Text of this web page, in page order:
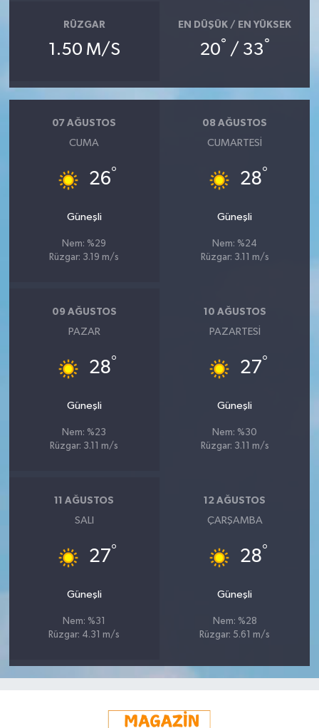
RÜZGAR
1.50 M/S
EN DÜŞÜK / EN YÜKSEK
20° / 33°
07 AĞUSTOS
CUMA
26°
Güneşli
Nem: %29
Rüzgar: 3.19 m/s
08 AĞUSTOS
CUMARTESI
28°
Güneşli
Nem: %24
Rüzgar: 3.11 m/s
09 AĞUSTOS
PAZAR
28°
Güneşli
Nem: %23
Rüzgar: 3.11 m/s
10 AĞUSTOS
PAZARTESI
27°
Güneşli
Nem: %30
Rüzgar: 3.11 m/s
11 AĞUSTOS
SALI
27°
Güneşli
Nem: %31
Rüzgar: 4.31 m/s
12 AĞUSTOS
ÇARŞAMBA
28°
Güneşli
Nem: %28
Rüzgar: 5.61 m/s